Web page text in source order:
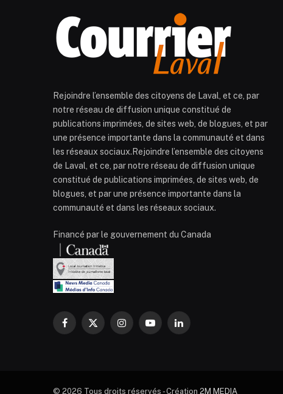
Rejoindre l’ensemble des citoyens de Laval, et ce, par
notre réseau de diffusion unique constitué de
publications imprimées, de sites web, de blogues, et par
une présence importante dans la communauté et dans
les réseaux sociaux.Rejoindre l’ensemble des citoyens
de Laval, et ce, par notre réseau de diffusion unique
constitué de publications imprimées, de sites web, de
blogues, et par une présence importante dans la
communauté et dans les réseaux sociaux.
Financé par le gouvernement du Canada
Facebook
X
InstagramYouTubeLinkedIn
© 2026 Tous droits réservés - Création 2M MEDIA